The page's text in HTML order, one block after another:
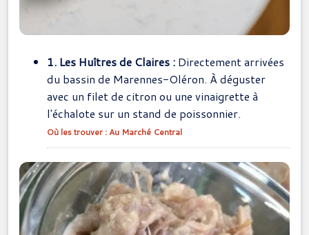
1. Les Huîtres de Claires : Directement arrivées
du bassin de Marennes-Oléron. À déguster
avec un filet de citron ou une vinaigrette à
l'échalote sur un stand de poissonnier.
Où les trouver : Au Marché Central